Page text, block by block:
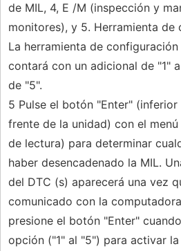
de MIL, 4, E /M (inspección y
monitores), y 5. Herramienta de
La herramienta de
contará con un adicional de "1"
de "5".
5 Pulse el botón "Enter"
frente de la unidad) con el
de lectura) para determinar
haber desencadenado la MIL.
del DTC (s) aparecerá una vez
comunicado con la
presione el botón "Enter"
opción ("1" al "5") para activar